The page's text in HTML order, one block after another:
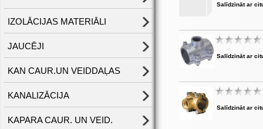
IZOLĀCIJAS MATERIĀLI
JAUCĒJI
KAN CAUR.UN VEIDDAĻAS
KANALIZĀCIJA
KAPARA CAUR. UN VEID.
Salīdzināt ar
Salīdzināt ar
Salīdzināt ar